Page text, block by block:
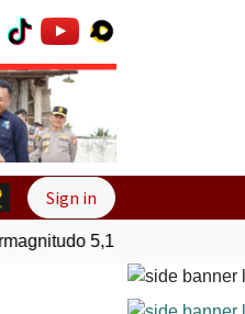
Next
Sign in
5,1 Kembali